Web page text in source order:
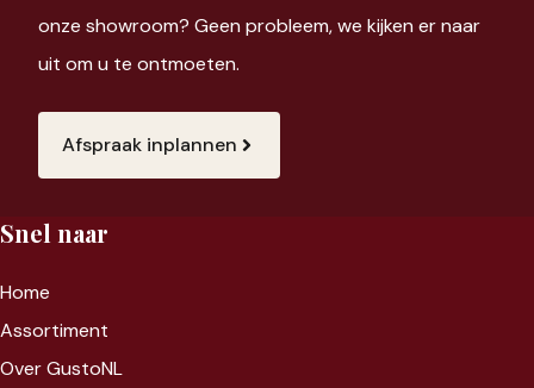
onze showroom? Geen probleem, we kijken er naar
uit om u te ontmoeten.
Afspraak inplannen
Snel naar
Home
Assortiment
Over GustoNL